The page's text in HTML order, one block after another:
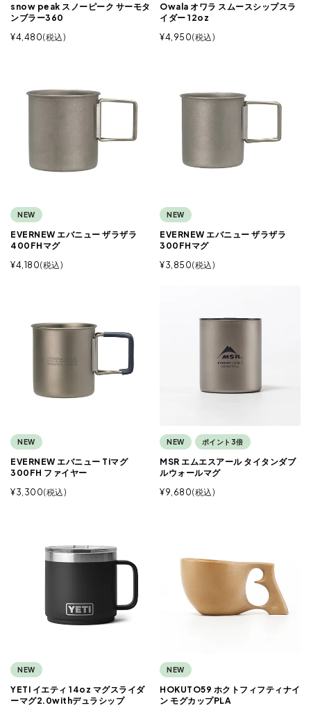
snow peak スノーピーク サーモタ
ンブラー360
¥4,480 税込
Owala オワラ スムースシップスラ
イダー 12oz
¥4,950 税込
NEW
EVERNEW エバニュー ザラザラ
400FHマグ
¥4,180 税込
NEW
EVERNEW エバニュー ザラザラ
300FHマグ
¥3,850 税込
NEW
EVERNEW エバニュー Tiマグ
300FH ファイヤー
¥3,300 税込
NEW ポイント3倍
MSR エムエスアール タイタンダブ
ルウォールマグ
¥9,680 税込
NEW
YETI イエティ 14oz マグスライダ
ーマグ2.0withデュラシップ
NEW
HOKUTO59 ホクトフィフティナイ
ン モグカップPLA